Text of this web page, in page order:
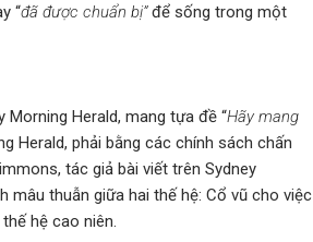
“đã được chuẩn bị”để sống trong một
Herald, mang tựa đề “Hãy mang
Herald, phải bằng các chính sách chấn
tác giả bài viết trên Sydney
mâu thuẫn giữa hai thế hệ: Cổ vũ cho việc
hệ cao niên.